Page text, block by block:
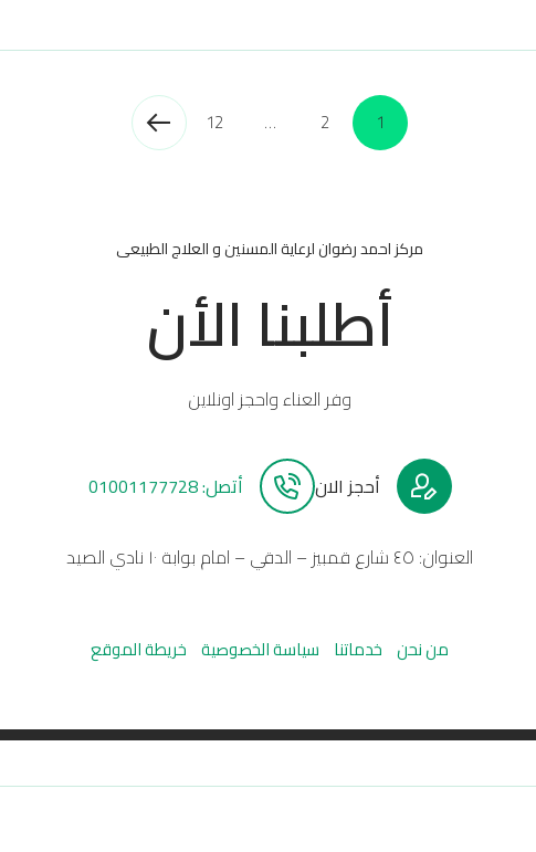
1
2
…
12
مركز احمد رضوان لرعاية المسنين و العلاج الطبيعى
أطلبنا الأن
وفر العناء واحجز اونلاين
أحجز الان أتصل: 01001177728
العنوان: ٤٥ شارع قمبيز – الدقي – امام بوابة ١٠ نادي الصيد
من نحن خدماتنا سياسة الخصوصية خريطة الموقع